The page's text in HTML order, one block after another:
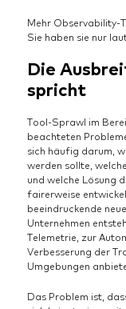
Mehr Observability-
Sie haben sie nur
Die
spricht
Tool-Sprawl im
beachteten
sich häufig darum,
werden sollte,
und welche Lösung
fairerweise
beeindruckende
Unternehmen
Telemetrie, zur
Verbesserung der
Umgebungen
Das Problem ist,